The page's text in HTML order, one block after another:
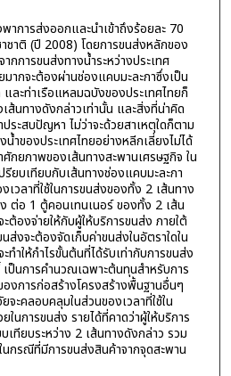
าการส่งออกและนำเข้าถึงร้อยละ 70
าติ (ปี 2008) โดยการขนส่งหลักของ
ากการขนส่งทางน้ำระหว่างประเทศ
ากจะต้องผ่านช่องแคบมะละกาซึ่งเป็น
ละท่าเรือแหลมฉบังของประเทศไทยก็
ส้นทางดังกล่าวเท่านั้น และสิ่งที่น่าคิด
ระสบปัญหา ไม่ว่าจะด้วยสาเหตุใดก็ตาม
ำของประเทศไทยอย่างหลีกเลี่ยงไม่ได้
กยภาพของเส้นทางสะพานเศรษฐกิจ ใน
ยบเทียบกับเส้นทางช่องแคบมะละกา
เวลาที่ใช้ในการขนส่งของทั้ง 2 เส้นทาง
ต่อ 1 ตู้คอนเทนเนอร์ ของทั้ง 2 เส้น
องจ่ายให้กับผู้ให้บริการขนส่ง ภายใต้
ส่งจะต้องจัดเก็บค่าขนส่งในอัตราใดใน
ทำให้กำไรขั้นต้นที่ได้รับเท่ากับการขนส่ง
เป็นการคำนวณเฉพาะต้นทุนสำหรับการ
งการก่อสร้างโครงสร้างพื้นฐานอื่นๆ
ะคลอบคลุมในส่วนของเวลาที่ใช้ใน
นการขนส่ง รายได้ที่คาดว่าผู้ให้บริการ
เทียบระหว่าง 2 เส้นทางดังกล่าว รวม
กรณีที่มีการขนส่งสินค้าจากจุดสะพาน